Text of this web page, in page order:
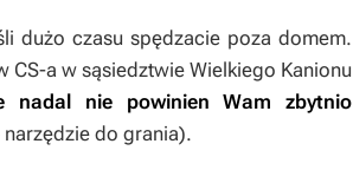
dużo czasu spędzacie poza domem.
CS-a w sąsiedztwie Wielkiego Kanionu
nadal nie powinien Wam zbytnio
do grania).